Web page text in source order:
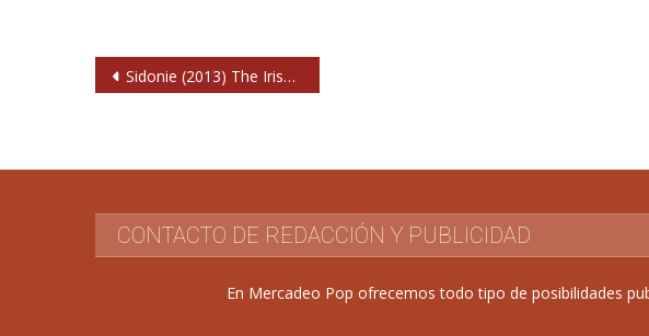
Navegación
Sidonie (2013) The Irish Rover. Madrid
CONTACTO DE REDACCIÓN Y PUBLICIDAD
En Mercadeo Pop ofrecemos todo tipo de posibilidades